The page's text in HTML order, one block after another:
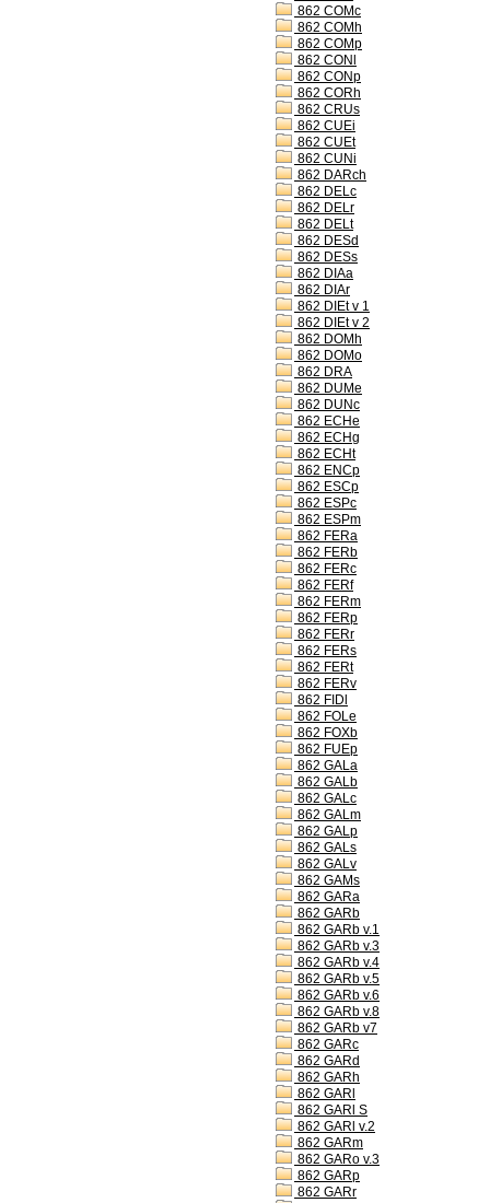
862 COMc
862 COMh
862 COMp
862 CONl
862 CONp
862 CORh
862 CRUs
862 CUEi
862 CUEt
862 CUNi
862 DARch
862 DELc
862 DELr
862 DELt
862 DESd
862 DESs
862 DIAa
862 DIAr
862 DIEt v 1
862 DIEt v 2
862 DOMh
862 DOMo
862 DRA
862 DUMe
862 DUNc
862 ECHe
862 ECHg
862 ECHt
862 ENCp
862 ESCp
862 ESPc
862 ESPm
862 FERa
862 FERb
862 FERc
862 FERf
862 FERm
862 FERp
862 FERr
862 FERs
862 FERt
862 FERv
862 FIDl
862 FOLe
862 FOXb
862 FUEp
862 GALa
862 GALb
862 GALc
862 GALm
862 GALp
862 GALs
862 GALv
862 GAMs
862 GARa
862 GARb
862 GARb v.1
862 GARb v.3
862 GARb v.4
862 GARb v.5
862 GARb v.6
862 GARb v.8
862 GARb v7
862 GARc
862 GARd
862 GARh
862 GARl
862 GARl S
862 GARl v.2
862 GARm
862 GARo v.3
862 GARp
862 GARr